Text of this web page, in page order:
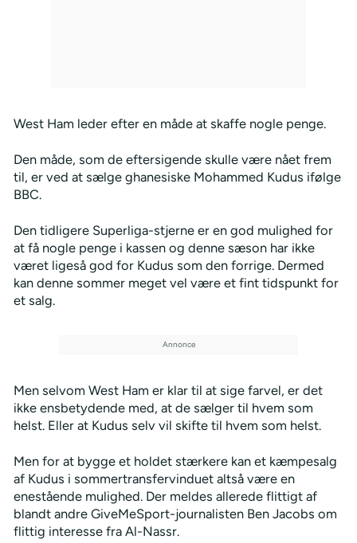
West Ham leder efter en måde at skaffe nogle penge.
Den måde, som de eftersigende skulle være nået frem
til, er ved at sælge ghanesiske Mohammed Kudus ifølge
BBC.
Den tidligere Superliga-stjerne er en god mulighed for
at få nogle penge i kassen og denne sæson har ikke
været ligeså god for Kudus som den forrige. Dermed
kan denne sommer meget vel være et fint tidspunkt for
et salg.
Men selvom West Ham er klar til at sige farvel, er det
ikke ensbetydende med, at de sælger til hvem som
helst. Eller at Kudus selv vil skifte til hvem som helst.
Men for at bygge et holdet stærkere kan et kæmpesalg
af Kudus i sommertransfervinduet altså være en
enestående mulighed. Der meldes allerede flittigt af
blandt andre GiveMeSport-journalisten Ben Jacobs om
flittig interesse fra Al-Nassr.